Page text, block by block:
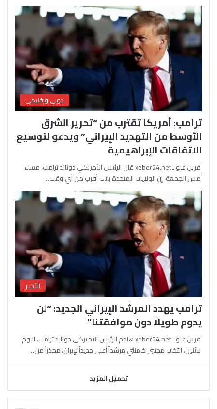
دولي وإقليمي
ترامب: أمريكا تقترب من “تحرير الشرق
الأوسط من التهديد الإيراني” ويدعو لتوسيع
الاتفاقات الإبراهيمية
آفرين علو ـ xeber24.net قال الرئيس الأمريكي دونالد ترامب، مساء
أمس الجمعة، إن الولايات المتحدة باتت أقرب من أي وقت…
الأخبار
ترامب يهدد المرشد الإيراني الجديد: “لن
يدوم طويلاً دون موافقتنا”
آفرين علو ـ xeber24.net هاجم الرئيس الأميركي دونالد ترامب، اليوم
الاثنين، انتخاب مجتبى خامنئي مرشداً أعلى جديداً لإيران، محذراً من…
تحميل المزيد